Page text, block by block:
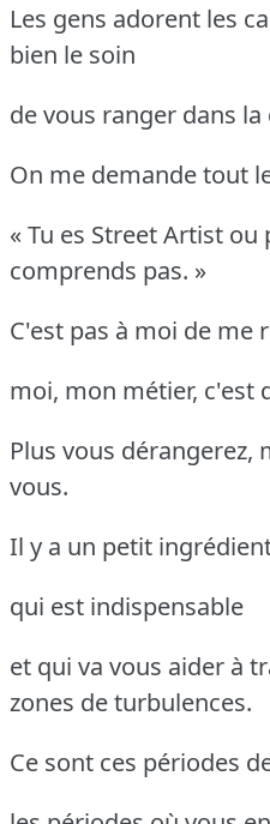
Les gens adorent les
bien le soin
de vous ranger dans
On me demande tout
« Tu es Street Artist ou
comprends pas. »
C'est pas à moi de me
moi, mon métier, c'est
Plus vous dérangerez,
vous.
Il y a un petit
qui est indispensable
et qui va vous aider à
zones de turbulences.
Ce sont ces périodes